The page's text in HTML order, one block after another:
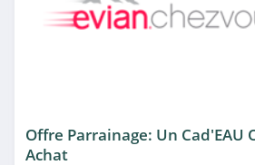
Offre Parrainage: Un Cad'EAU
Achat